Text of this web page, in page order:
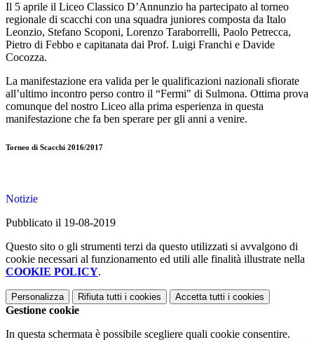
Il 5 aprile il Liceo Classico D’Annunzio ha partecipato al torneo
regionale di scacchi con una squadra juniores composta da Italo
Leonzio, Stefano Scoponi, Lorenzo Taraborrelli, Paolo Petrecca,
Pietro di Febbo e capitanata dai Prof. Luigi Franchi e Davide
Cocozza.
La manifestazione era valida per le qualificazioni nazionali sfiorate
all’ultimo incontro perso contro il “Fermi" di Sulmona. Ottima prova
comunque del nostro Liceo alla prima esperienza in questa
manifestazione che fa ben sperare per gli anni a venire.
Torneo di Scacchi 2016/2017
Notizie
Pubblicato il 19-08-2019
Questo sito o gli strumenti terzi da questo utilizzati si avvalgono di
cookie necessari al funzionamento ed utili alle finalità illustrate nella
COOKIE POLICY.
Personalizza Rifiuta tutti i cookies Accetta tutti i cookies
Gestione cookie
In questa schermata è possibile scegliere quali cookie consentire.